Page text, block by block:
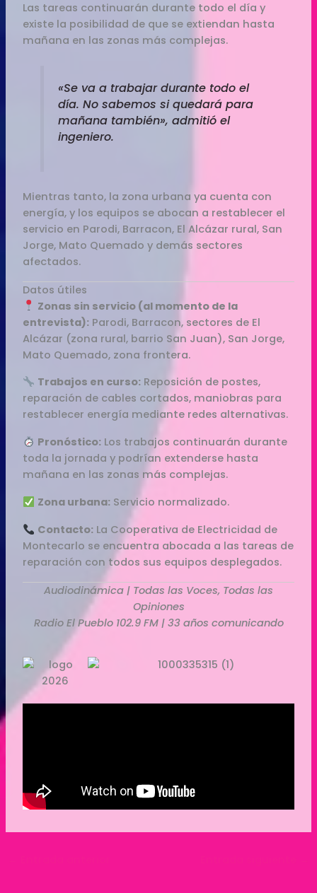
Las tareas continuarán durante todo el día y
existe la posibilidad de que se extiendan hasta
mañana en las zonas más complejas.
«Se va a trabajar durante todo el
día. No sabemos si quedará para
mañana también», admitió el
ingeniero.
Mientras tanto, la zona urbana ya cuenta con
energía, y los equipos se abocan a restablecer el
servicio en Parodi, Barracon, El Alcázar rural, San
Jorge, Mato Quemado y demás sectores
afectados.
Datos útiles
Zonas sin servicio (al momento de la
entrevista): Parodi, Barracon, sectores de El
Alcázar (zona rural, barrio San Juan), San Jorge,
Mato Quemado, zona frontera.
Trabajos en curso: Reposición de postes,
reparación de cables cortados, maniobras para
restablecer energía mediante redes alternativas.
Pronóstico: Los trabajos continuarán durante
toda la jornada y podrían extenderse hasta
mañana en las zonas más complejas.
Zona urbana: Servicio normalizado.
Contacto: La Cooperativa de Electricidad de
Montecarlo se encuentra abocada a las tareas de
reparación con todos sus equipos desplegados.
Audiodinámica | Todas las Voces, Todas las
Opiniones
Radio El Pueblo 102.9 FM | 33 años comunicando